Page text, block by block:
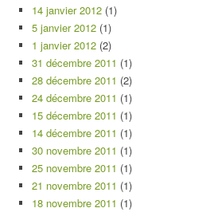
14 janvier 2012 (1)
5 janvier 2012 (1)
1 janvier 2012 (2)
31 décembre 2011 (1)
28 décembre 2011 (2)
24 décembre 2011 (1)
15 décembre 2011 (1)
14 décembre 2011 (1)
30 novembre 2011 (1)
25 novembre 2011 (1)
21 novembre 2011 (1)
18 novembre 2011 (1)